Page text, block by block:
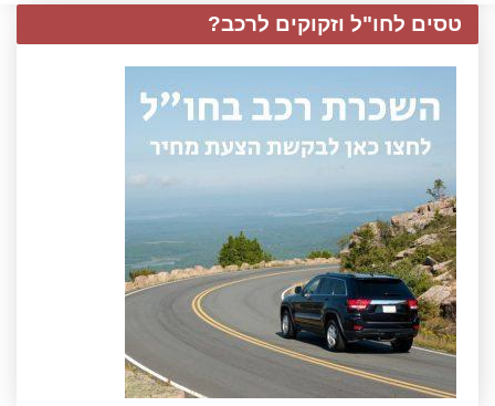
טסים לחו"ל וזקוקים לרכב?